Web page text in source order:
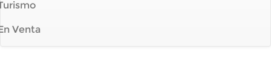
Venta